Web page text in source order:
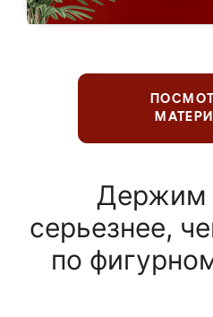
Держим
серьезнее,
по